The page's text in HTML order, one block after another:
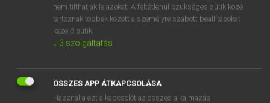
SZOTAR.NET APPLIKÁCIÓ
ONLINE NYELVVIZSGA
nem tilthatják le azokat. A feltétlenül szükséges sütik közé
tartoznak többek között a személyre szabott beállításokat
kezelő sütik.
↓ 3 szolgáltatás
ÖSSZES APP ÁTKAPCSOLÁSA
Használja ezt a kapcsolót az összes alkalmazás